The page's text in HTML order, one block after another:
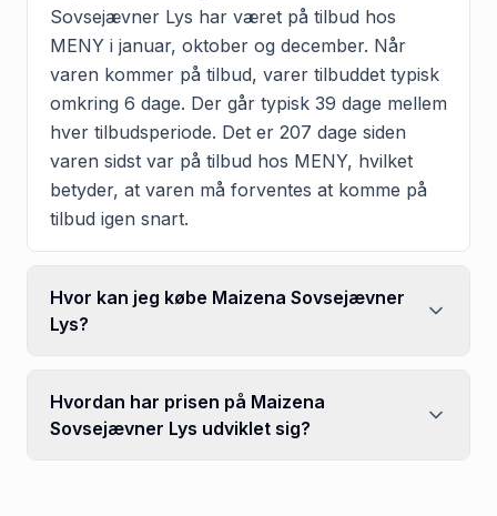
Sovsejævner Lys har været på tilbud hos
MENY i januar, oktober og december. Når
varen kommer på tilbud, varer tilbuddet typisk
omkring 6 dage. Der går typisk 39 dage mellem
hver tilbudsperiode. Det er 207 dage siden
varen sidst var på tilbud hos MENY, hvilket
betyder, at varen må forventes at komme på
tilbud igen snart.
Hvor kan jeg købe Maizena Sovsejævner
Lys?
Hvordan har prisen på Maizena
Sovsejævner Lys udviklet sig?